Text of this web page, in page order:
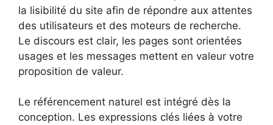
la lisibilité du site afin de répondre aux attentes
des utilisateurs et des moteurs de recherche.
Le discours est clair, les pages sont orientées
usages et les messages mettent en valeur votre
proposition de valeur.
Le référencement naturel est intégré dès la
conception. Les expressions clés liées à votre